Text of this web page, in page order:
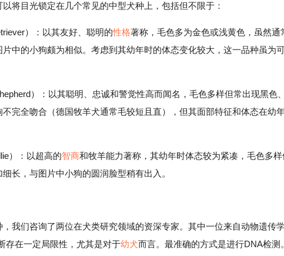
将目光锁定在几个常见的中型犬种上，包括但不限于：
）：以其友好、聪明的性格著称，毛色多为金色或浅黄色，虽然通
中的小狗颇为相似。考虑到其幼年时的体态变化较大，这一品种虽为
）：以其聪明、忠诚和警觉性高而闻名，毛色多样但常出现黑色
完全吻合（德国牧羊犬通常毛较短且直），但其面部特征和体态在幼
）：以超高的智商和牧羊能力著称，其幼年时体态较为紧凑，毛色多
长，与图片中小狗的圆润脸型稍有出入。
我们咨询了两位在犬类研究领域的资深专家。其中一位来自动物遗传
存在一定局限性，尤其是对于幼犬而言。最准确的方式是进行DNA检测